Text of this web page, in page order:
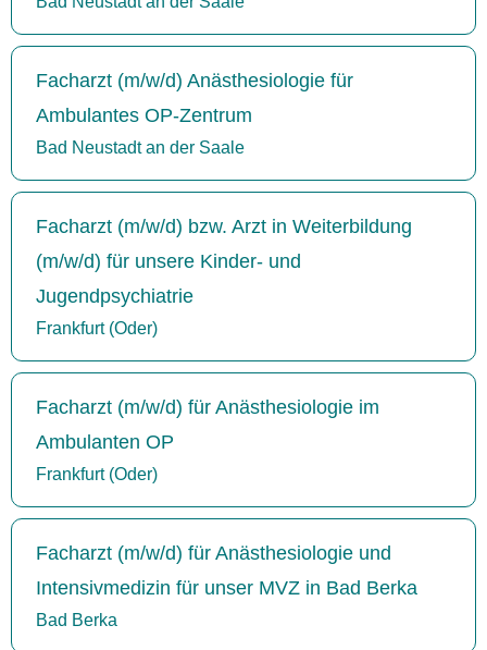
Facharzt (m/w/d) Anästhesiologie für
Ambulantes OP-Zentrum
Bad Neustadt an der Saale
Facharzt (m/w/d) bzw. Arzt in Weiterbildung
(m/w/d) für unsere Kinder- und
Jugendpsychiatrie
Frankfurt (Oder)
Facharzt (m/w/d) für Anästhesiologie im
Ambulanten OP
Frankfurt (Oder)
Facharzt (m/w/d) für Anästhesiologie und
Intensivmedizin für unser MVZ in Bad Berka
Bad Berka